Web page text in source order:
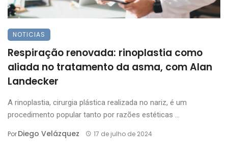
NOTICIAS
Respiração renovada: rinoplastia como
aliada no tratamento da asma, com Alan
Landecker
A rinoplastia, cirurgia plástica realizada no nariz, é um
procedimento popular tanto por razões estéticas ...
PorDiego Velázquez 17 de julho de 2024